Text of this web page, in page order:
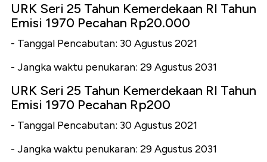
URK Seri 25 Tahun Kemerdekaan RI Tahun
Emisi 1970 Pecahan Rp20.000
- Tanggal Pencabutan: 30 Agustus 2021
- Jangka waktu penukaran: 29 Agustus 2031
URK Seri 25 Tahun Kemerdekaan RI Tahun
Emisi 1970 Pecahan Rp200
- Tanggal Pencabutan: 30 Agustus 2021
- Jangka waktu penukaran: 29 Agustus 2031